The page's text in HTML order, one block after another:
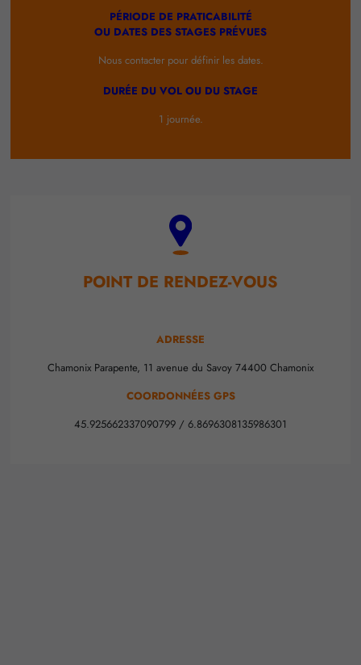
PÉRIODE DE PRATICABILITÉ
OU DATES DES STAGES PRÉVUES
Nous contacter pour définir les dates.
DURÉE DU VOL OU DU STAGE
1 journée.
POINT DE RENDEZ-VOUS
ADRESSE
Chamonix Parapente, 11 avenue du Savoy 74400 Chamonix
COORDONNÉES GPS
45.925662337090799 / 6.8696308135986301